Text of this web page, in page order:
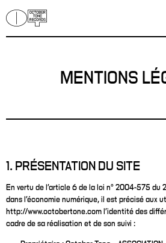
MENTIONS
1. PRÉSENTATION DU SITE
En vertu de l’article 6 de la loi n° 2004-575 du
dans l’économie numérique, il est précisé aux
http://www.octobertone.com l’identité des
cadre de sa réalisation et de son suivi :